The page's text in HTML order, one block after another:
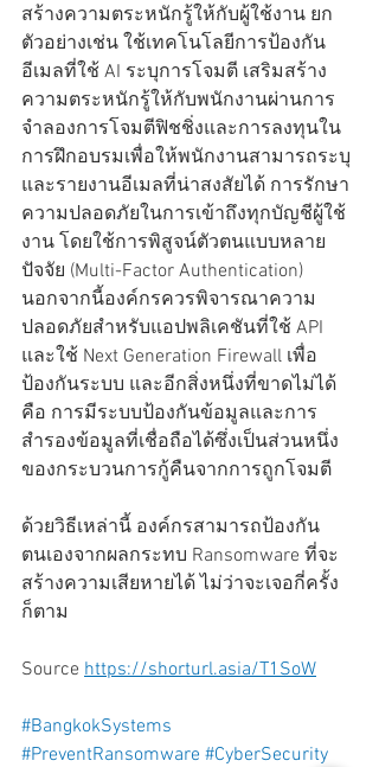
สร้างความตระหนักรู้ให้กับผู้ใช้งาน ยก
ตัวอย่างเช่น ใช้เทคโนโลยีการป้องกัน
อีเมลที่ใช้ AI ระบุการโจมตี เสริมสร้าง
ความตระหนักรู้ให้กับพนักงานผ่านการ
จำลองการโจมตีฟิชชิ่งและการลงทุนใน
การฝึกอบรมเพื่อให้พนักงานสามารถระบุ
และรายงานอีเมลที่น่าสงสัยได้ การรักษา
ความปลอดภัยในการเข้าถึงทุกบัญชีผู้ใช้
งาน โดยใช้การพิสูจน์ตัวตนแบบหลาย
ปัจจัย (Multi-Factor Authentication)
นอกจากนี้องค์กรควรพิจารณาความ
ปลอดภัยสำหรับแอปพลิเคชันที่ใช้ API
และใช้ Next Generation Firewall เพื่อ
ป้องกันระบบ และอีกสิ่งหนึ่งที่ขาดไม่ได้
คือ การมีระบบป้องกันข้อมูลและการ
สำรองข้อมูลที่เชื่อถือได้ซึ่งเป็นส่วนหนึ่ง
ของกระบวนการกู้คืนจากการถูกโจมตี
ด้วยวิธีเหล่านี้ องค์กรสามารถป้องกัน
ตนเองจากผลกระทบ Ransomware ที่จะ
สร้างความเสียหายได้ ไม่ว่าจะเจอกี่ครั้ง
ก็ตาม
Source https://shorturl.asia/T1SoW
#BangkokSystems
#PreventRansomware #CyberSecurity